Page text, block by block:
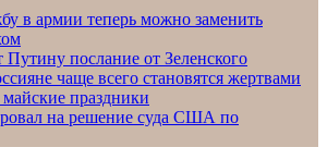
в армии теперь можно заменить
послание от Зеленского
чаще всего становятся жертвами
праздники
на решение суда США по